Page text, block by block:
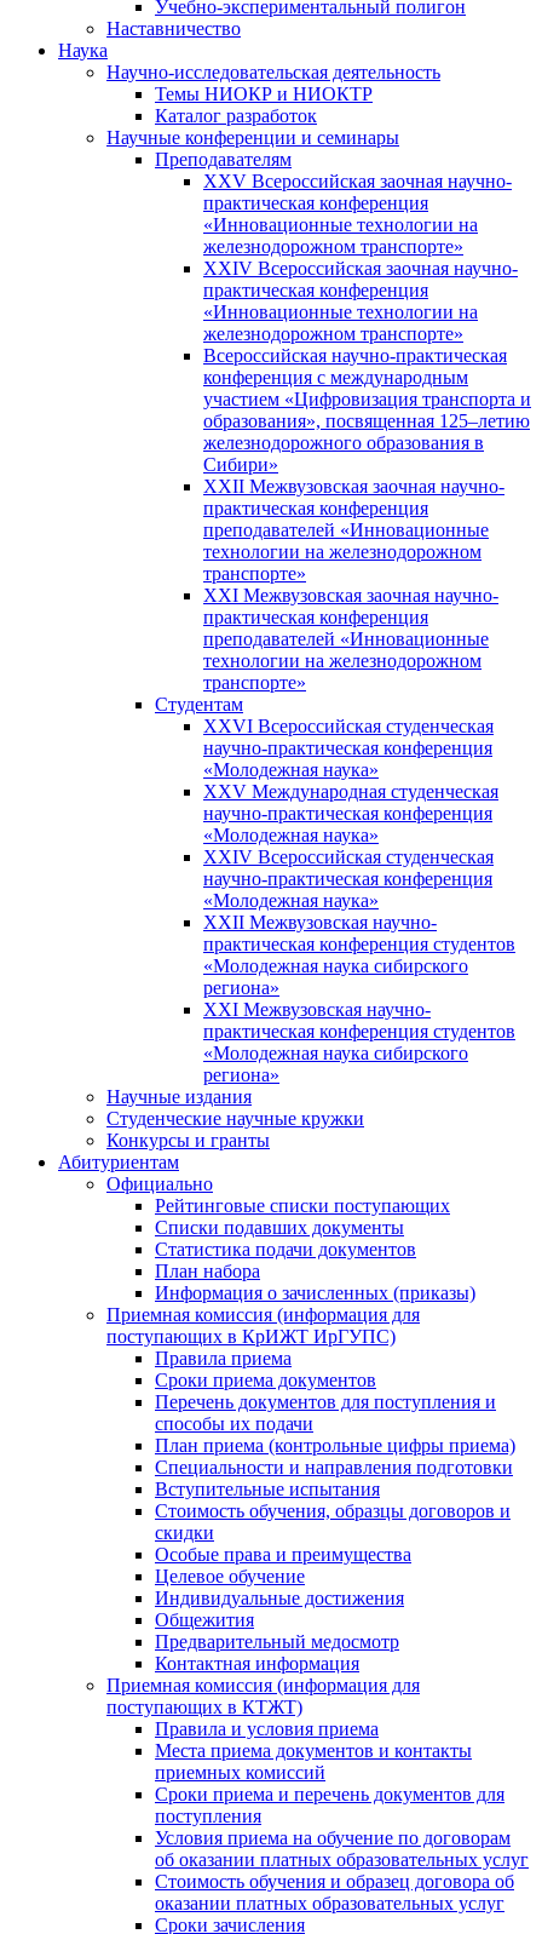
Учебно-экспериментальный полигон
Наставничество
Наука
Научно-исследовательская деятельность
Темы НИОКР и НИОКТР
Каталог разработок
Научные конференции и семинары
Преподавателям
XXV Всероссийская заочная научно-
практическая конференция
«Инновационные технологии на
железнодорожном транспорте»
XXIV Всероссийская заочная научно-
практическая конференция
«Инновационные технологии на
железнодорожном транспорте»
Всероссийская научно-практическая
конференция с международным
участием «Цифровизация транспорта и
образования», посвященная 125–летию
железнодорожного образования в
Сибири»
XXII Межвузовская заочная научно-
практическая конференция
преподавателей «Инновационные
технологии на железнодорожном
транспорте»
XXI Межвузовская заочная научно-
практическая конференция
преподавателей «Инновационные
технологии на железнодорожном
транспорте»
Студентам
XXVI Всероссийская студенческая
научно-практическая конференция
«Молодежная наука»
XXV Международная студенческая
научно-практическая конференция
«Молодежная наука»
XXIV Всероссийская студенческая
научно-практическая конференция
«Молодежная наука»
XXII Межвузовская научно-
практическая конференция студентов
«Молодежная наука сибирского
региона»
XXI Межвузовская научно-
практическая конференция студентов
«Молодежная наука сибирского
региона»
Научные издания
Студенческие научные кружки
Конкурсы и гранты
Абитуриентам
Официально
Рейтинговые списки поступающих
Списки подавших документы
Статистика подачи документов
План набора
Информация о зачисленных (приказы)
Приемная комиссия (информация для
поступающих в КрИЖТ ИрГУПС)
Правила приема
Сроки приема документов
Перечень документов для поступления и
способы их подачи
План приема (контрольные цифры приема)
Специальности и направления подготовки
Вступительные испытания
Стоимость обучения, образцы договоров и
скидки
Особые права и преимущества
Целевое обучение
Индивидуальные достижения
Общежития
Предварительный медосмотр
Контактная информация
Приемная комиссия (информация для
поступающих в КТЖТ)
Правила и условия приема
Места приема документов и контакты
приемных комиссий
Сроки приема и перечень документов для
поступления
Условия приема на обучение по договорам
об оказании платных образовательных услуг
Стоимость обучения и образец договора об
оказании платных образовательных услуг
Сроки зачисления